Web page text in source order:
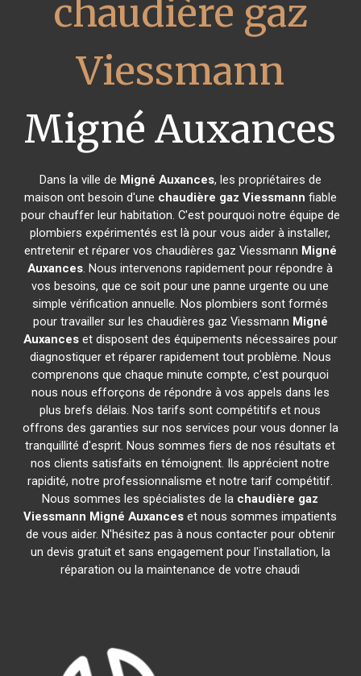
chaudière gaz
Viessmann
Migné Auxances
Dans la ville de Migné Auxances, les propriétaires de
maison ont besoin d'une chaudière gaz Viessmann fiable
pour chauffer leur habitation. C'est pourquoi notre équipe de
plombiers expérimentés est là pour vous aider à installer,
entretenir et réparer vos chaudières gaz Viessmann Migné
Auxances. Nous intervenons rapidement pour répondre à
vos besoins, que ce soit pour une panne urgente ou une
simple vérification annuelle. Nos plombiers sont formés
pour travailler sur les chaudières gaz Viessmann Migné
Auxanceset disposent des équipements nécessaires pour
diagnostiquer et réparer rapidement tout problème. Nous
comprenons que chaque minute compte, c'est pourquoi
nous nous efforçons de répondre à vos appels dans les
plus brefs délais. Nos tarifs sont compétitifs et nous
offrons des garanties sur nos services pour vous donner la
tranquillité d'esprit. Nous sommes fiers de nos résultats et
nos clients satisfaits en témoignent. Ils apprécient notre
rapidité, notre professionnalisme et notre tarif compétitif.
Nous sommes les spécialistes de la chaudière gaz
Viessmann Migné Auxances et nous sommes impatients
de vous aider. N'hésitez pas à nous contacter pour obtenir
un devis gratuit et sans engagement pour l'installation, la
réparation ou la maintenance de votre chaudi